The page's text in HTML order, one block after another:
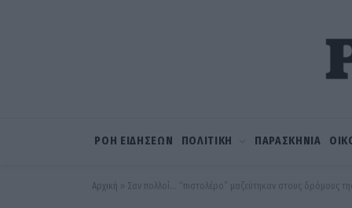
ΡΟΗ ΕΙΔΗΣΕΩΝ ΠΟΛΙΤΙΚΗ ΠΑΡΑΣΚΗΝΙΑ
Αρχική » Σαν πολλοί… “πιστολέρο” μαζεύτηκαν στους δρόμους